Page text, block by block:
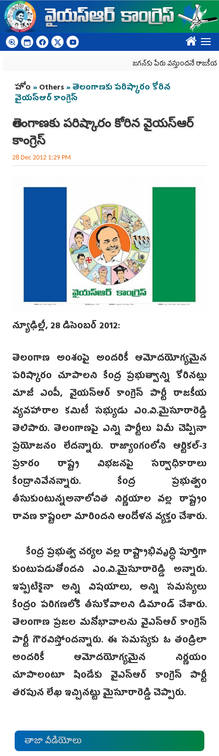
Skip to main content
????
జగన్‌కు పేరు వస్తుందనే రాజకీయ కక్షతో
You are here
హోం »Others» తెలంగాణకు పరిష్కారం కోరిన
వైయస్ఆర్ కాంగ్రెస్
తెలంగాణకు పరిష్కారం కోరిన వైయస్ఆర్
కాంగ్రెస్
28 Dec 2012 1:29 PM
న్యూఢిల్లీ, 28 డిసెంబర్ 2012:
తెలంగాణ అంశంపై అందరికీ ఆమోదయోగ్యమైన
పరిష్కారం చూపాలని కేంద్ర ప్రభుత్వాన్ని కోరినట్లు
మాజీ ఎంపీ, వైయస్ఆర్ కాంగ్రెస్ పార్టీ రాజకీయ
వ్యవహారాల కమిటీ సభ్యుడు ఎం.వి.మైసూరారెడ్డి
తెలిపారు. తెలంగాణపై ఎన్ని పార్టీలు ఏమీ చెప్పినా
ప్రయోజనం లేదన్నారు. రాజ్యాంగంలోని ఆర్టికల్-3
ప్రకారం రాష్ట్ర విభజనపై సర్వాధికారాలు
కేంద్రానివేనన్నారు. కేంద్ర ప్రభుత్వం
తీసుకుంటున్నఅనాలోచిత నిర్ణయాల వల్ల రాష్ట్రం
రావణ కాష్టంలా మారిందని ఆందోళన వ్యక్తం చేశారు.
కేంద్ర ప్రభుత్వ చర్యల వల్ల రాష్ట్రాభివృద్ధి పూర్తిగా
కుంటుపడుతోందని ఎం.వి.మైసూరారెడ్డి అన్నారు.
ఇప్పటికైనా అన్ని విషయాలు, అన్ని సమస్యలు
కేంద్రం పరిగణలోకి తీసుకోవాలని డిమాండ్ చేశారు.
తెలంగాణ ప్రజల మనోభావాలను వైఎస్ఆర్ కాంగ్రెస్
పార్టీ గౌరవిస్తోందన్నారు. ఈ సమస్యకు ఓ తండ్రిలా
అందరికీ ఆమోదయోగ్యమైన నిర్ణయం
చూపాలంటూ షిండేకు వైఎస్ఆర్ కాంగ్రెస్ పార్టీ
తరపున లేఖ ఇచ్చినట్టు మైసూరారెడ్డి చెప్పారు.
తాజా వీడియోలు